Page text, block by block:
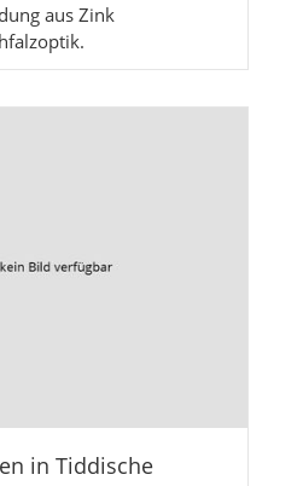
aus Zink
in Tiddische